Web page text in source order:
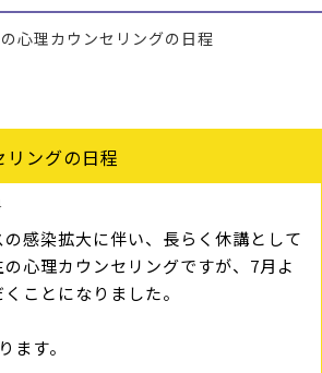
心理カウンセリングの日程
ングの日程
感染拡大に伴い、長らく休講として
心理カウンセリングですが、7月よ
ことになりました。
ます。